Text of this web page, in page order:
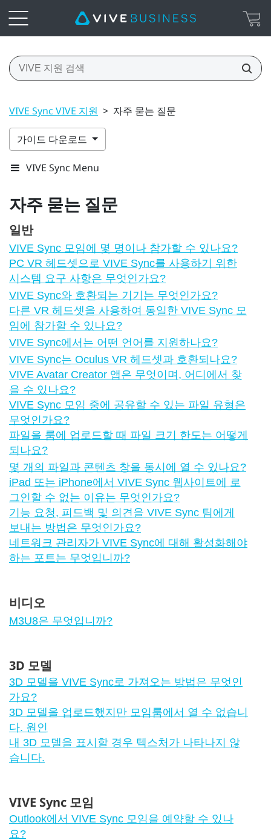
VIVE Sync VIVE 지원 > 자주 묻는 질문
가이드 다운로드
VIVE Sync Menu
자주 묻는 질문
일반
VIVE Sync 모임에 몇 명이나 참가할 수 있나요?
PC VR 헤드셋으로 VIVE Sync를 사용하기 위한
시스템 요구 사항은 무엇인가요?
VIVE Sync와 호환되는 기기는 무엇인가요?
다른 VR 헤드셋을 사용하여 동일한 VIVE Sync 모
임에 참가할 수 있나요?
VIVE Sync에서는 어떤 언어를 지원하나요?
VIVE Sync는 Oculus VR 헤드셋과 호환되나요?
VIVE Avatar Creator 앱은 무엇이며, 어디에서 찾
을 수 있나요?
VIVE Sync 모임 중에 공유할 수 있는 파일 유형은
무엇인가요?
파일을 룸에 업로드할 때 파일 크기 한도는 어떻게
되나요?
몇 개의 파일과 콘텐츠 창을 동시에 열 수 있나요?
iPad 또는 iPhone에서 VIVE Sync 웹사이트에 로
그인할 수 없는 이유는 무엇인가요?
기능 요청, 피드백 및 의견을 VIVE Sync 팀에게
보내는 방법은 무엇인가요?
네트워크 관리자가 VIVE Sync에 대해 활성화해야
하는 포트는 무엇입니까?
비디오
M3U8은 무엇입니까?
3D 모델
3D 모델을 VIVE Sync로 가져오는 방법은 무엇인
가요?
3D 모델을 업로드했지만 모임룸에서 열 수 없습니
다. 원인
내 3D 모델을 표시할 경우 텍스처가 나타나지 않
습니다.
VIVE Sync 모임
Outlook에서 VIVE Sync 모임을 예약할 수 있나
요?